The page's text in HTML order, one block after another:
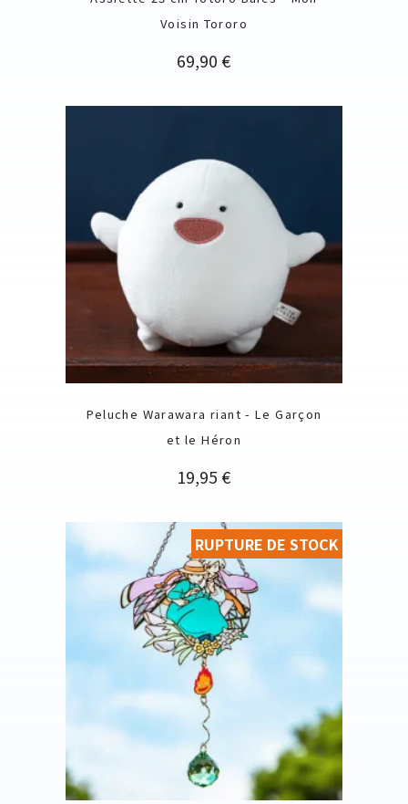
Voisin Tororo
Prix
69,90 €
Peluche Warawara riant - Le Garçon
et le Héron
Prix
19,95 €
RUPTURE DE STOCK